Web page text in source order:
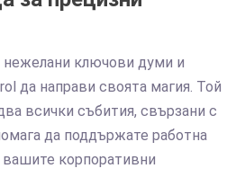
нежелани ключови думи и
да направи своята магия. Той
всички събития, свързани с
да поддържате работна
вашите корпоративни